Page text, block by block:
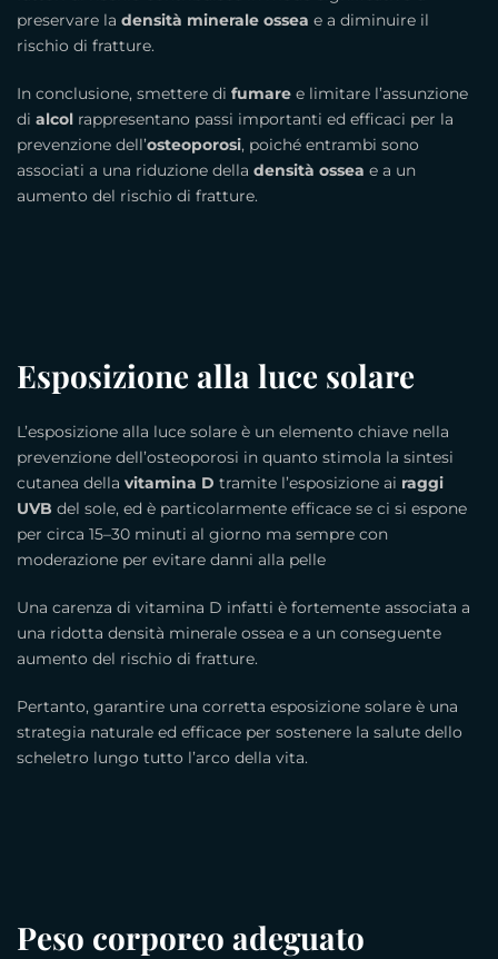
preservare la densità minerale ossea e a diminuire il
rischio di fratture.
In conclusione, smettere di fumare e limitare l’assunzione
di alcol rappresentano passi importanti ed efficaci per la
prevenzione dell’osteoporosi, poiché entrambi sono
associati a una riduzione della densità ossea e a un
aumento del rischio di fratture.
Esposizione alla luce solare
L’esposizione alla luce solare è un elemento chiave nella
prevenzione dell’osteoporosi in quanto stimola la sintesi
cutanea della vitamina D tramite l’esposizione ai raggi
UVB del sole, ed è particolarmente efficace se ci si espone
per circa 15–30 minuti al giorno ma sempre con
moderazione per evitare danni alla pelle
Una carenza di vitamina D infatti è fortemente associata a
una ridotta densità minerale ossea e a un conseguente
aumento del rischio di fratture.
Pertanto, garantire una corretta esposizione solare è una
strategia naturale ed efficace per sostenere la salute dello
scheletro lungo tutto l’arco della vita.
Peso corporeo adeguato